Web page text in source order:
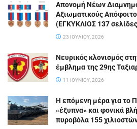
Απονομή Νέων
Αξιωματικούς
(ΕΓΚΥΚΛΙΟΣ 137
23 ΙΟΥΛΊΟΥ, 2026
Νευρικός κλονισμός
έμβλημα της 29ης
11 ΙΟΥΝΊΟΥ, 2026
Η επόμενη μέρα για το
«έξυπνα» και φονικά
πυροβόλα 155